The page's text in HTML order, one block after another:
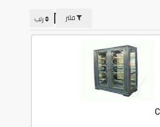
CHINA
رتب فلتر